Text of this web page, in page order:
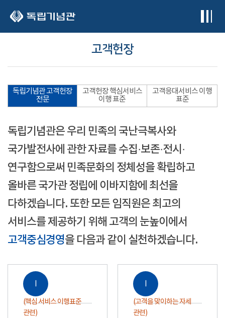
고객헌장
독립기념관 고객헌장
전문
고객헌장 핵심서비스
이행 표준
고객응대서비스 이행
표준
독립기념관은 우리 민족의 국난극복사와
국가발전사에 관한 자료를 수집·보존·전시·
연구함으로써 민족문화의 정체성을 확립하고
올바른 국가관 정립에 이바지함에 최선을
다하겠습니다. 또한 모든 임직원은 최고의
서비스를 제공하기 위해 고객의 눈높이에서
고객중심경영을 다음과 같이 실천하겠습니다.
Ⅰ
(핵심 서비스 이행표준
관련)
Ⅰ
(고객을 맞이하는 자세
관련)